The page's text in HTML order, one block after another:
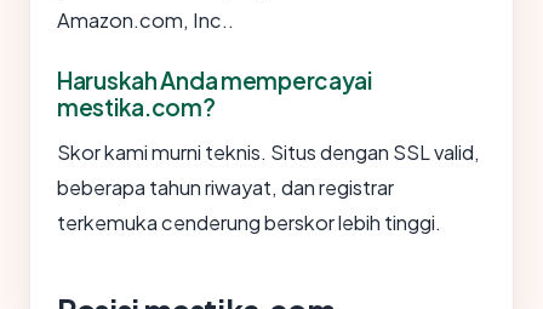
Amazon.com, Inc..
Haruskah Anda mempercayai
mestika.com?
Skor kami murni teknis. Situs dengan SSL valid,
beberapa tahun riwayat, dan registrar
terkemuka cenderung berskor lebih tinggi.